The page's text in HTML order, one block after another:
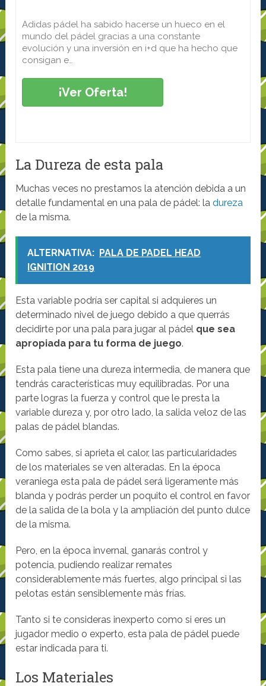
Adidas pádel ha sabido hacerse un hueco en el
mundo del pádel gracias a una constante
evolución y una inversión en i+d que ha hecho que
consigan e…
¡Ver Oferta!
La Dureza de esta pala
Muchas veces no prestamos la atención debida a un
detalle fundamental en una pala de pádel: ladureza
de la misma.
ALTERNATIVA: PALA DE PADEL HEAD
IGNITION 2019
Esta variable podría ser capital si adquieres un
determinado nivel de juego debido a que querrás
decidirte por una pala para jugar al pádel que sea
apropiada para tu forma de juego.
Esta pala tiene una dureza intermedia, de manera que
tendrás características muy equilibradas. Por una
parte logras la fuerza y control que le presta la
variable dureza y, por otro lado, la salida veloz de las
palas de pádel blandas.
Como sabes, si aprieta el calor, las particularidades
de los materiales se ven alteradas. En la época
veraniega esta pala de pádel será ligeramente más
blanda y podrás perder un poquito el control en favor
de la salida de la bola y la ampliación del punto dulce
de la misma.
Pero, en la época invernal, ganarás control y
potencia, pudiendo realizar remates
considerablemente más fuertes, algo principal si las
pelotas están sensiblemente más frías.
Tanto si te consideras inexperto como si eres un
jugador medio o experto, esta pala de pádel puede
estar indicada para ti.
Los Materiales